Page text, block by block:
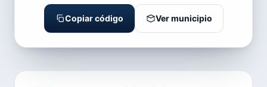
Copiar código Ver municipio